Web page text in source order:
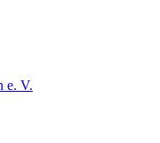
e. V.